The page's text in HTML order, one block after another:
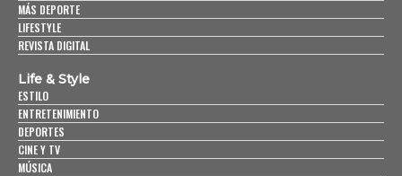
MÁS DEPORTE
LIFESTYLE
REVISTA DIGITAL
Life & Style
ESTILO
ENTRETENIMIENTO
DEPORTES
CINE Y TV
MÚSICA